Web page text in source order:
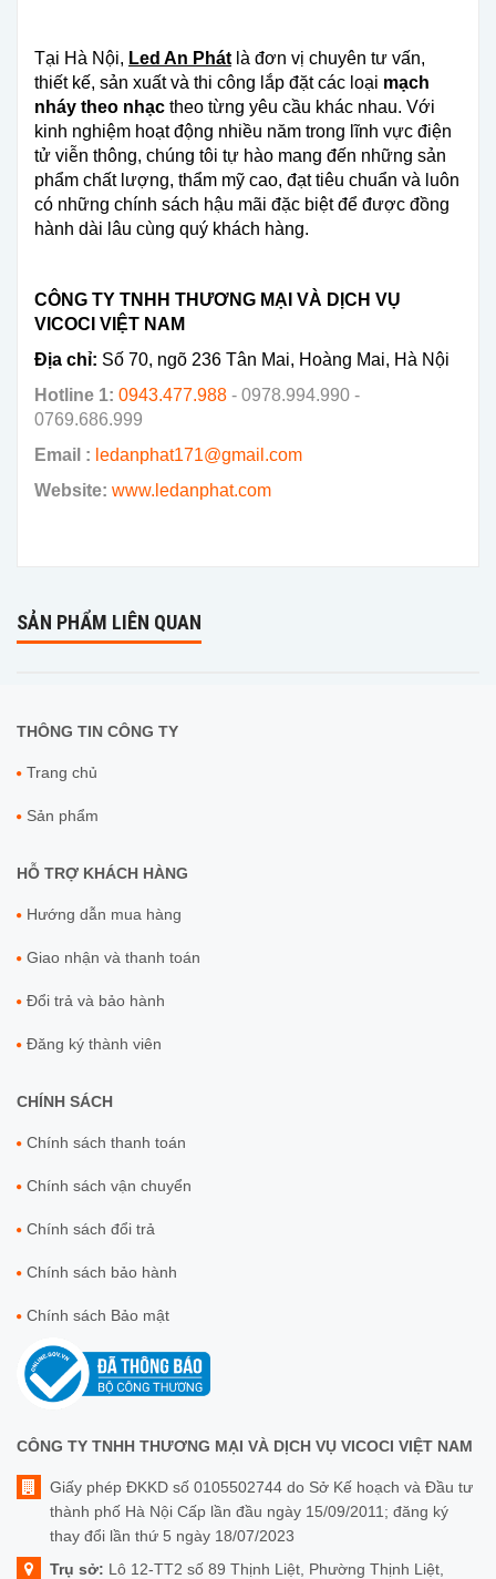
Tại Hà Nội, Led An Phát là đơn vị chuyên tư vấn,
thiết kế, sản xuất và thi công lắp đặt các loại mạch
nháy theo nhạc theo từng yêu cầu khác nhau. Với
kinh nghiệm hoạt động nhiều năm trong lĩnh vực điện
tử viễn thông, chúng tôi tự hào mang đến những sản
phẩm chất lượng, thẩm mỹ cao, đạt tiêu chuẩn và luôn
có những chính sách hậu mãi đặc biệt để được đồng
hành dài lâu cùng quý khách hàng.
CÔNG TY TNHH THƯƠNG MẠI VÀ DỊCH VỤ
VICOCI VIỆT NAM
Địa chỉ: Số 70, ngõ 236 Tân Mai, Hoàng Mai, Hà Nội
Hotline 1: 0943.477.988 - 0978.994.990 -
0769.686.999
Email : ledanphat171@gmail.com
Website: www.ledanphat.com
SẢN PHẨM LIÊN QUAN
THÔNG TIN CÔNG TY
Trang chủ
Sản phẩm
HỖ TRỢ KHÁCH HÀNG
Hướng dẫn mua hàng
Giao nhận và thanh toán
Đổi trả và bảo hành
Đăng ký thành viên
CHÍNH SÁCH
Chính sách thanh toán
Chính sách vận chuyển
Chính sách đổi trả
Chính sách bảo hành
Chính sách Bảo mật
CÔNG TY TNHH THƯƠNG MẠI VÀ DỊCH VỤ VICOCI VIỆT NAM
Giấy phép ĐKKD số 0105502744 do Sở Kế hoạch và Đầu tư
thành phố Hà Nội Cấp lần đầu ngày 15/09/2011; đăng ký
thay đổi lần thứ 5 ngày 18/07/2023
Trụ sở: Lô 12-TT2 số 89 Thịnh Liệt, Phường Thịnh Liệt,